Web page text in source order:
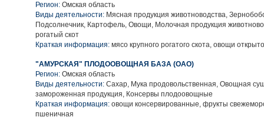
Регион: Омская область
Виды деятельности: Мясная продукция животноводства,
Подсолнечник, Картофель, Овощи, Молочная продукция
рогатый скот
Краткая информация: мясо крупного рогатого скота, овощи
"АМУРСКАЯ" ПЛОДООВОЩНАЯ БАЗА (ОАО)
Регион: Омская область
Виды деятельности: Сахар, Мука продовольственная, Овощная
замороженная продукция, Консервы плодоовощные
Краткая информация: овощи консервированные, фрукты
пшеничная